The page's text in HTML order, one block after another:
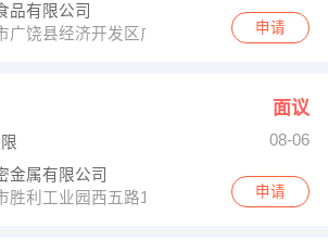
品有限公司
广饶县经济开发区广达路18号
申请
面议
08-06
金属有限公司
胜利工业园西五路1049号
申请